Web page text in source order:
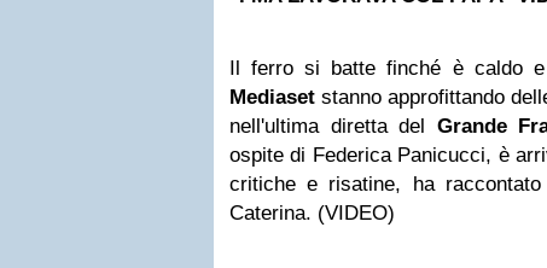
Il ferro si batte finché è caldo e
Mediaset stanno approfittando
nell'ultima diretta del Grande
ospite di Federica Panicucci, è
critiche e risatine, ha
Caterina. (VIDEO)